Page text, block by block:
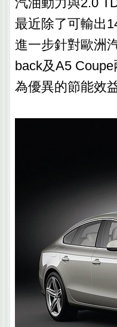
最近除了可輸出
進一步針對歐洲
back及A5
為優異的節能效益